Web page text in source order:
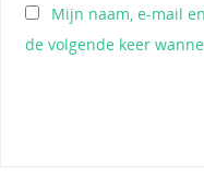
Mijn naam, e-mail
de volgende keer